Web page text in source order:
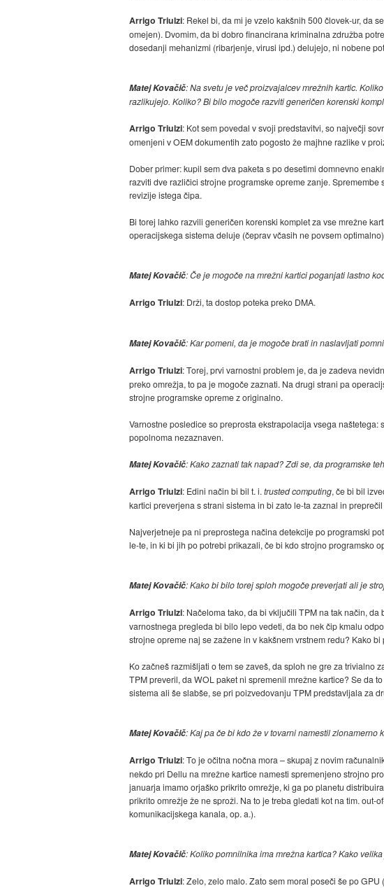
Arrigo Triulzi: Rekel bi, da mi je vzelo kakšnih 500 človek-ur, da
omejen). Dvomim, da bi dobro financirana kriminalna združba
dosedanji mehanizmi (ribarjenje, virusi ipd.) delujejo, ni nobene
Matej Kovačič: Na svetu je več proizvajalcev mrežnih kartic.
razlikujejo. Koliko? Bi bilo mogoče razviti generičen korenski
Arrigo Triulzi: Kot sem povedal v svoji predstavitvi, so največji
omenjeni v OEM dokumentih zato pogosto že majhne razlike v
Dober primer: kupil sem dva paketa s po desetimi domnevno
razviti dve različici strojne programske opreme zanje.
revizije istega čipa.
Bi torej lahko razvili generičen korenski komplet za vse mrežne
operacijskega sistema deluje (čeprav včasih ne povsem
Matej Kovačič: Če je mogoče na mrežni kartici poganjati lastno
Arrigo Triulzi: Drži, ta dostop poteka preko DMA.
Matej Kovačič: Kar pomeni, da je mogoče brati in naslavljati
Arrigo Triulzi: Torej, prvi varnostni problem je, da je zadeva
preko omrežja, to pa je mogoče zaznati. Na drugi strani pa
strojne programske opreme z originalno.
Varnostne posledice so preprosta ekstrapolacija vsega
popolnoma nezaznaven.
Matej Kovačič: Kako zaznati tak napad? Zdi se, da programske
Arrigo Triulzi: Edini način bi bil t. i. trusted computing, če bi bil
kartici preverjena s strani sistema in bi zato le-ta zaznal in
Najverjetneje pa ni preprostega načina detekcije po programski
le-te, in ki bi jih po potrebi prikazali, če bi kdo strojno programsko
Matej Kovačič: Kako bi bilo torej sploh mogoče preverjati ali je
Arrigo Triulzi: Načeloma tako, da bi vključili TPM na tak način,
varnostnega pregleda bi bilo lepo vedeti, da bo nek čip kmalu
strojne opreme naj se zažene in v kakšnem vrstnem redu? Kako
Ko začneš razmišljati o tem se zaveš, da sploh ne gre za trivialno
TPM preveril, da WOL paket ni spremenil mrežne kartice? Se da
sistema ali še slabše, se pri poizvedovanju TPM predstavljala za
Matej Kovačič: Kaj pa če bi kdo že v tovarni namestil zlonamerno
Arrigo Triulzi: To je očitna nočna mora – skupaj z novim
nekdo pri Dellu na mrežne kartice namesti spremenjeno strojno
januarja imamo orjaško prikrito omrežje, ki ga po planetu
prikrito omrežje že ne sproži. Na to je treba gledati kot na tim.
komunikacijskega kanala, op. a.).
Matej Kovačič: Koliko pomnilnika ima mrežna kartica? Kako
Arrigo Triulzi: Zelo, zelo malo. Zato sem moral poseči še po